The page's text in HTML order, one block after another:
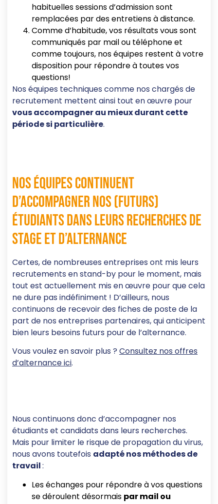
habituelles sessions d’admission sont
remplacées par des entretiens à distance.
Comme d’habitude, vos résultats vous sont
communiqués par mail ou téléphone et
comme toujours, nos équipes restent à votre
disposition pour répondre à toutes vos
questions!
Nos équipes techniques comme nos chargés de
recrutement mettent ainsi tout en œuvre pour
vous accompagner au mieux durant cette
période si particulière.
Nos équipes continuent
d’accompagner nos (futurs)
étudiants dans leurs recherches de
stage et d’alternance
Certes, de nombreuses entreprises ont mis leurs
recrutements en stand-by pour le moment, mais
tout est actuellement mis en œuvre pour que cela
ne dure pas indéfiniment ! D’ailleurs, nous
continuons de recevoir des fiches de poste de la
part de nos entreprises partenaires, qui anticipent
bien leurs besoins futurs pour de l’alternance.
Vous voulez en savoir plus ? Consultez nos offres
d’alternance ici.
Nous continuons donc d’accompagner nos
étudiants et candidats dans leurs recherches.
Mais pour limiter le risque de propagation du virus,
nous avons toutefois adapté nos méthodes de
travail:
Les échanges pour répondre à vos questions
se déroulent désormais par mail ou